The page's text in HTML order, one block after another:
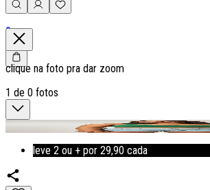
0
clique na foto pra dar zoom
1 de 0 fotos
leve 2 ou + por 29,90 cada